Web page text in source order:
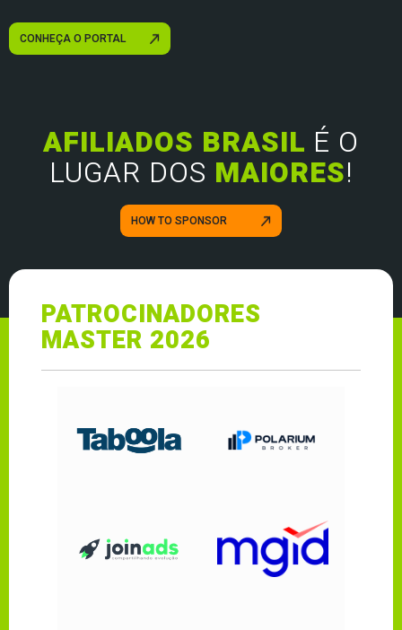
CONHEÇA O PORTAL
AFILIADOS BRASIL É O
LUGAR DOS MAIORES!
HOW TO SPONSOR
PATROCINADORES
MASTER 2026